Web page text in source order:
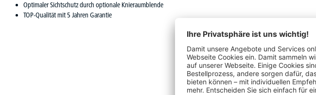
Optimaler Sichtschutz durch optionale Knieraumblende
TOP-Qualität mit 5 Jahren Garantie
Vervollständigen Sie Ihr